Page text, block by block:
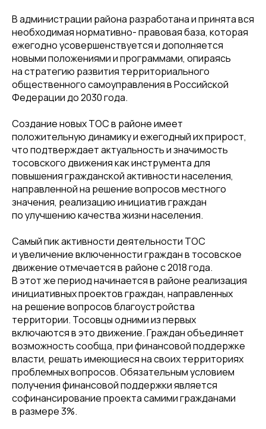
В администрации района разработана и принята вся
необходимая нормативно- правовая база, которая
ежегодно усовершенствуется и дополняется
новыми положениями и программами, опираясь
на стратегию развития территориального
общественного самоуправления в Российской
Федерации до 2030 года.
Создание новых ТОС в районе имеет
положительную динамику и ежегодный их прирост,
что подтверждает актуальность и значимость
тосовского движения как инструмента для
повышения гражданской активности населения,
направленной на решение вопросов местного
значения, реализацию инициатив граждан
по улучшению качества жизни населения.
Самый пик активности деятельности ТОС
и увеличение включенности граждан в тосовское
движение отмечается в районе с 2018 года.
В этот же период начинается в районе реализация
инициативных проектов граждан, направленных
на решение вопросов благоустройства
территории. Тосовцы одними из первых
включаются в это движение. Граждан объединяет
возможность сообща, при финансовой поддержке
власти, решать имеющиеся на своих территориях
проблемных вопросов. Обязательным условием
получения финансовой поддержки является
софинансирование проекта самими гражданами
в размере 3%.